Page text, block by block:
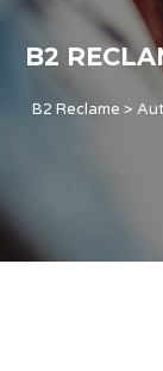
B2
B2 Reclame >